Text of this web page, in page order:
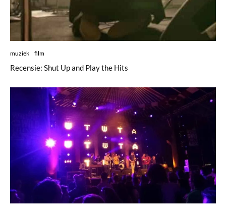
muziek film
Recensie: Shut Up and Play the Hits